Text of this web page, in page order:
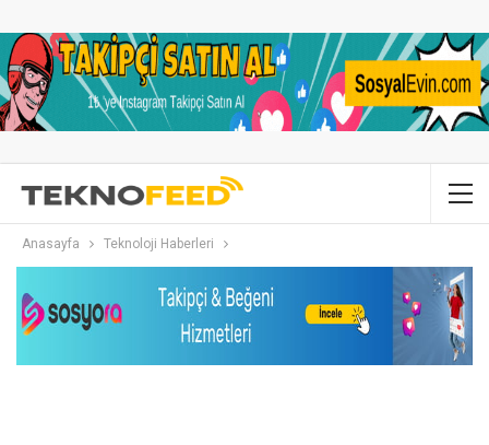
Anasayfa Teknoloji Haberleri